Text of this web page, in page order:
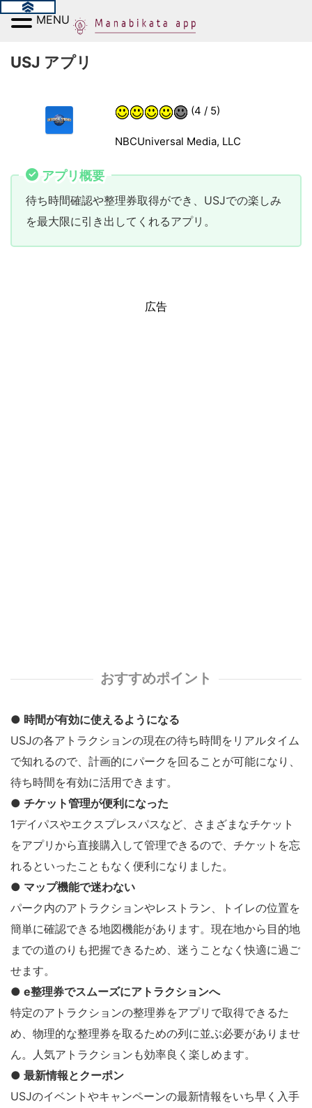
USJ アプリ
(4 / 5)
NBCUniversal Media, LLC
アプリ概要
待ち時間確認や整理券取得ができ、USJでの楽しみ
を最大限に引き出してくれるアプリ。
広告
おすすめポイント
● 時間が有効に使えるようになる
USJの各アトラクションの現在の待ち時間をリアルタイム
で知れるので、計画的にパークを回ることが可能になり、
待ち時間を有効に活用できます。
● チケット管理が便利になった
1デイパスやエクスプレスパスなど、さまざまなチケット
をアプリから直接購入して管理できるので、チケットを忘
れるといったこともなく便利になりました。
● マップ機能で迷わない
パーク内のアトラクションやレストラン、トイレの位置を
簡単に確認できる地図機能があります。現在地から目的地
までの道のりも把握できるため、迷うことなく快適に過ご
せます。
● e整理券でスムーズにアトラクションへ
特定のアトラクションの整理券をアプリで取得できるた
め、物理的な整理券を取るための列に並ぶ必要がありませ
ん。人気アトラクションも効率良く楽しめます。
● 最新情報とクーポン
USJのイベントやキャンペーンの最新情報をいち早く入手
MENU